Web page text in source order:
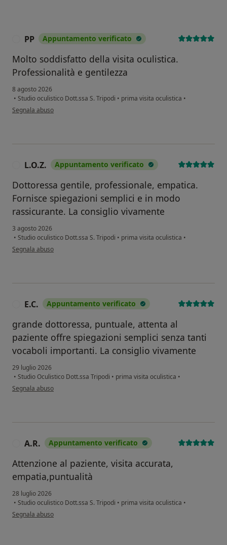
PP Appuntamento verificato
Molto soddisfatto della visita oculistica.
Professionalità e gentilezza
8 agosto 2026
• Studio oculistico Dott.ssa S. Tripodi • prima visita oculistica •
secondo l'opinione dell'utente PP
Segnala abuso
L.O.Z. Appuntamento verificato
Dottoressa gentile, professionale, empatica.
Fornisce spiegazioni semplici e in modo
rassicurante. La consiglio vivamente
3 agosto 2026
• Studio oculistico Dott.ssa S. Tripodi • prima visita oculistica •
secondo l'opinione dell'utente L.O.Z.
Segnala abuso
E.C. Appuntamento verificato
grande dottoressa, puntuale, attenta al
paziente offre spiegazioni semplici senza tanti
vocaboli importanti. La consiglio vivamente
29 luglio 2026
• Studio Oculistico Dott.ssa Tripodi • prima visita oculistica •
secondo l'opinione dell'utente E.C.
Segnala abuso
A.R. Appuntamento verificato
Attenzione al paziente, visita accurata,
empatia,puntualità
28 luglio 2026
• Studio oculistico Dott.ssa S. Tripodi • prima visita oculistica •
secondo l'opinione dell'utente A.R.
Segnala abuso